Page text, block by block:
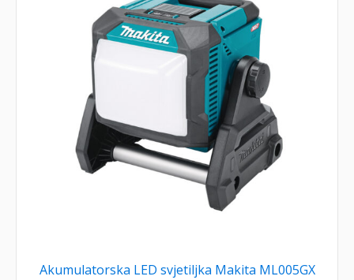
Akumulatorska LED svjetiljka Makita ML005GX